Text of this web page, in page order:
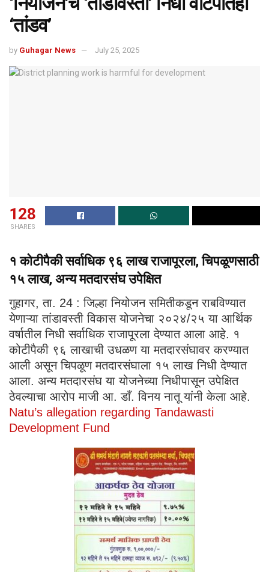
‘तांडव’
by Guhagar News July 25, 2025
128
SHARES
१ कोटीपैकी सर्वाधिक ९६ लाख राजापूरला, चिपळूणसाठी
१५ लाख, अन्य मतदारसंघ उपेक्षित
गुहागर, ता. 24 : जिल्हा नियोजन समितीकडून राबविण्यात
येणाऱ्या तांडावस्ती विकास योजनेचा २०२४/२५ या आर्थिक
वर्षातील निधी सर्वाधिक राजापूरला देण्यात आला आहे. १
कोटीपैकी ९६ लाखाची उधळण या मतदारसंघावर करण्यात
आली असून चिपळूण मतदारसंघाला १५ लाख निधी देण्यात
आला. अन्य मतदारसंघ या योजनेच्या निधीपासून उपेक्षित
ठेवल्याचा आरोप माजी आ. डाँ. विनय नातू यांनी केला आहे.
Natu’s allegation regarding Tandawasti
Development Fund